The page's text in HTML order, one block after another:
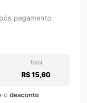
pagamento
Total
R$ 15,60
o desconto